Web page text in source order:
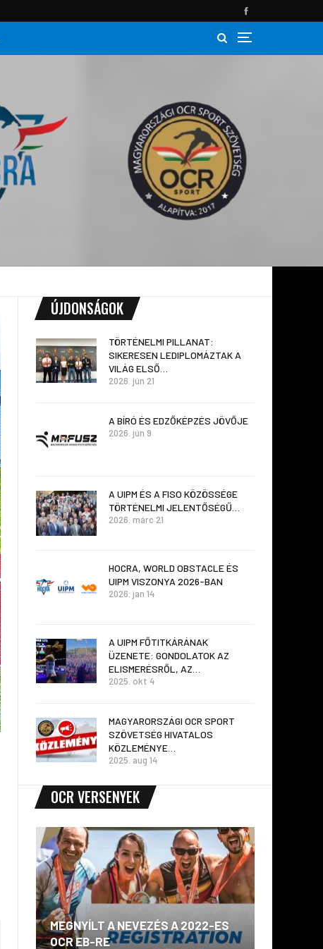
ÚJDONSÁGOK
TÖRTÉNELMI PILLANAT:
SIKERESEN LEDIPLOMÁZTAK A
VILÁG ELSŐ…
2026. jún 21
A BÍRÓ ÉS EDZŐKÉPZÉS JÖVŐJE
2026. jún 9
A UIPM ÉS A FISO KÖZÖSSÉGE
TÖRTÉNELMI JELENTŐSÉGŰ…
2026. márc 21
HOCRA, WORLD OBSTACLE ÉS
UIPM VISZONYA 2026-BAN
2026. jan 14
A UIPM FŐTITKÁRÁNAK
ÜZENETE: GONDOLATOK AZ
ELISMERÉSRŐL, AZ…
2025. okt 4
MAGYARORSZÁGI OCR SPORT
SZÖVETSÉG HIVATALOS
KÖZLEMÉNYE…
2025. aug 14
OCR VERSENYEK
MEGNYÍLT A NEVEZÉS A 2022-ES
OCR EB-RE